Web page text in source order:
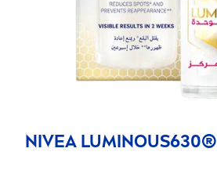
NIVEA LUMINOUS630®